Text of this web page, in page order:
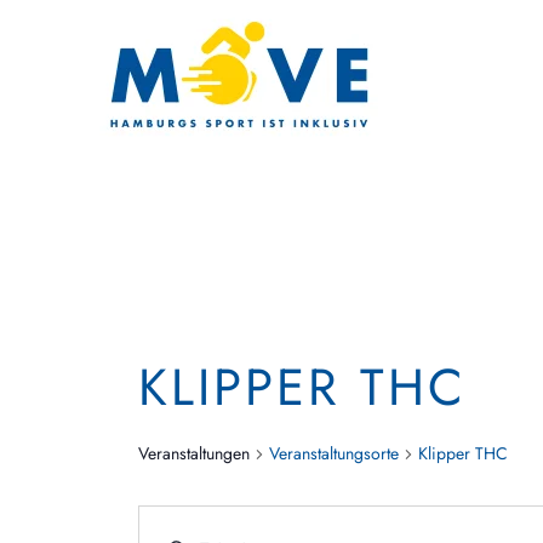
Zum Hauptinhalt springen
KLIPPER THC
Veranstaltungen Veranstaltungsorte Klipper THC